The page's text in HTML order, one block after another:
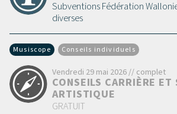
Subventions Fédération
diverses
Musiscope Conseils individuels
Vendredi 29 mai 2026 // complet
CONSEILS CARRIÈRE ET
ARTISTIQUE
GRATUIT